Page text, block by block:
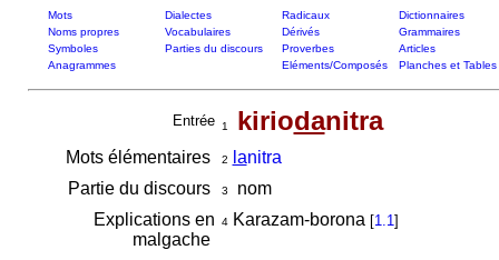
Mots Dialectes Radicaux
Dictionnaires
Noms propres
Vocabulaires Dérivés
Grammaires
Symboles
Parties du discours Proverbes
Articles
Anagrammes
Eléments/Composés Planches et Tables
Entrée 1 kiriodanitra
Mots élémentaires 2 lanitra
Partie du discours
3
nom
Explications en
malgache
4Karazam-borona [1.1]